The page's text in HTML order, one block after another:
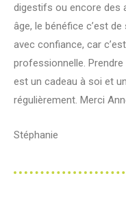
digestifs ou encore des
âge, le bénéfice c’est
avec confiance, car
professionnelle.
est un cadeau à soi et
régulièrement. Merci
Stéphanie